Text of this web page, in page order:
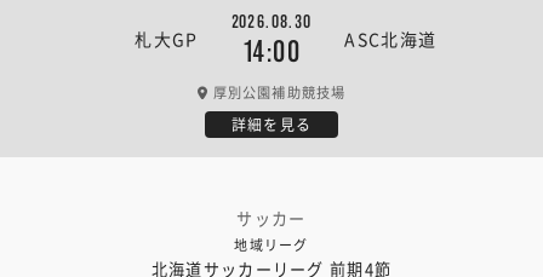
札大GP
2026.08.30
14:00 ASC北海道
厚別公園補助競技場
詳細を見る
サッカー
地域リーグ
北海道サッカーリーグ 前期4節